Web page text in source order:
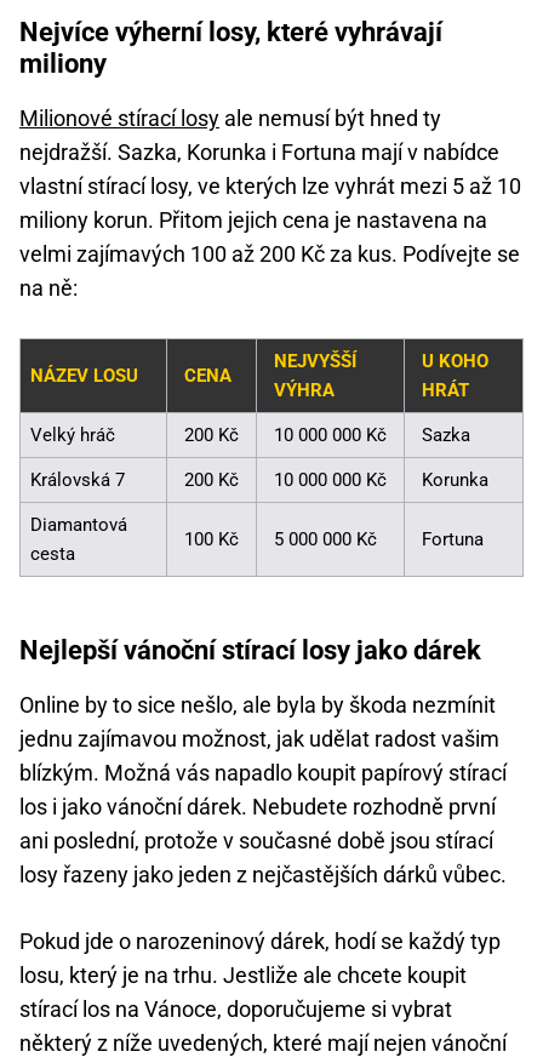
Nejvíce výherní losy, které vyhrávají
miliony
Milionové stírací losy ale nemusí být hned ty
nejdražší. Sazka, Korunka i Fortuna mají v nabídce
vlastní stírací losy, ve kterých lze vyhrát mezi 5 až 10
miliony korun. Přitom jejich cena je nastavena na
velmi zajímavých 100 až 200 Kč za kus. Podívejte se
na ně:
NÁZEV LOSU CENA
NEJVYŠŠÍ
VÝHRA
U KOHO
HRÁT
Velký hráč 200 Kč 10 000 000 Kč Sazka
Královská 7 200 Kč 10 000 000 Kč Korunka
Diamantová
cesta
100 Kč 5 000 000 Kč Fortuna
Nejlepší vánoční stírací losy jako dárek
Online by to sice nešlo, ale byla by škoda nezmínit
jednu zajímavou možnost, jak udělat radost vašim
blízkým. Možná vás napadlo koupit papírový stírací
los i jako vánoční dárek. Nebudete rozhodně první
ani poslední, protože v současné době jsou stírací
losy řazeny jako jeden z nejčastějších dárků vůbec.
Pokud jde o narozeninový dárek, hodí se každý typ
losu, který je na trhu. Jestliže ale chcete koupit
stírací los na Vánoce, doporučujeme si vybrat
některý z níže uvedených, které mají nejen vánoční